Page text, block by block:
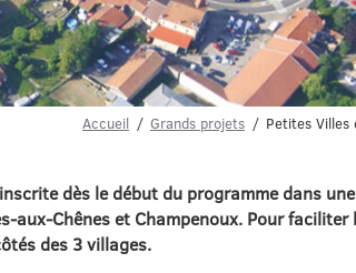
Accueil Grands projets Petites Villes
dès le début du programme dans une
aux-Chênes et Champenoux. Pour faciliter
des 3 villages.